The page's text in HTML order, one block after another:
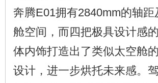
奔腾E01拥有2840mm的轴
舱空间，而四把极具设计感
体内饰打造出了类似太空舱
设计，进一步烘托未来感。